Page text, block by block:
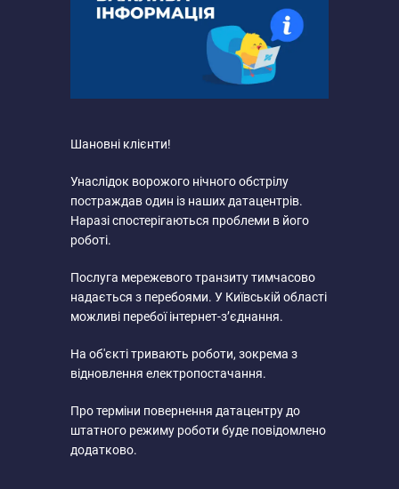
Шановні клієнти!
Унаслідок ворожого нічного обстрілу
постраждав один із наших датацентрів.
Наразі спостерігаються проблеми в його
роботі.
Послуга мережевого транзиту тимчасово
надається з перебоями. У Київській області
можливі перебої інтернет-з’єднання.
На об'єкті тривають роботи, зокрема з
відновлення електропостачання.
Про терміни повернення датацентру до
штатного режиму роботи буде повідомлено
додатково.